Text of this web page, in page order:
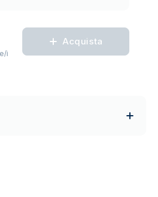
i
Acquista